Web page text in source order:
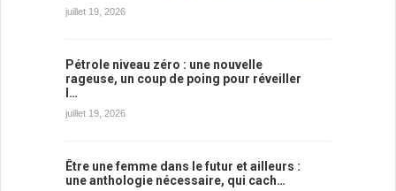
juillet 19, 2026
Pétrole niveau zéro : une nouvelle
rageuse, un coup de poing pour réveiller
l…
juillet 19, 2026
Être une femme dans le futur et ailleurs :
une anthologie nécessaire, qui cach…